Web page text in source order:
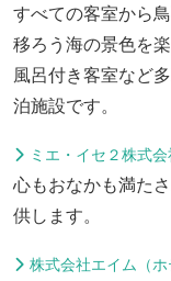
すべての客室から
移ろう海の景色を
風呂付き客室など
泊施設です。
ミエ・イセ２株式会
心もおなかも満た
供します。
株式会社エイム（ホ